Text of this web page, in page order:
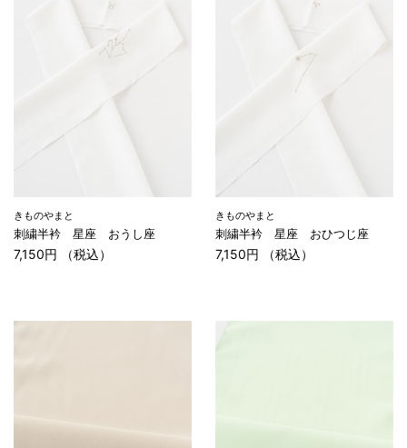
きものやまと
刺繍半衿 星座 おうし座
7,150円 （税込）
きものやまと
刺繍半衿 星座 おひつじ座
7,150円 （税込）